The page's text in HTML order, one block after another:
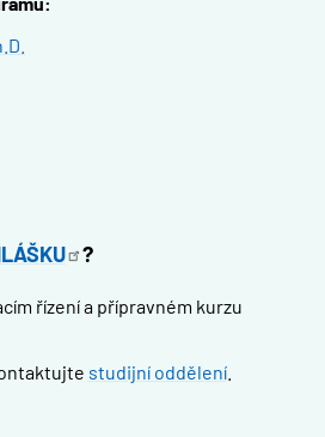
?
řízení a přípravném kurzu
studijní oddělení.